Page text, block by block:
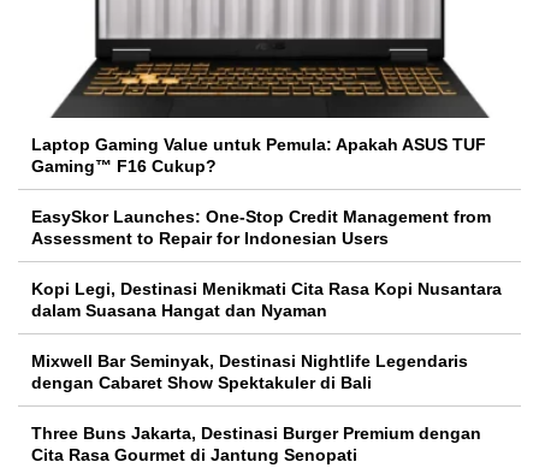
Laptop Gaming Value untuk Pemula: Apakah ASUS TUF
Gaming™ F16 Cukup?
EasySkor Launches: One-Stop Credit Management from
Assessment to Repair for Indonesian Users
Kopi Legi, Destinasi Menikmati Cita Rasa Kopi Nusantara
dalam Suasana Hangat dan Nyaman
Mixwell Bar Seminyak, Destinasi Nightlife Legendaris
dengan Cabaret Show Spektakuler di Bali
Three Buns Jakarta, Destinasi Burger Premium dengan
Cita Rasa Gourmet di Jantung Senopati